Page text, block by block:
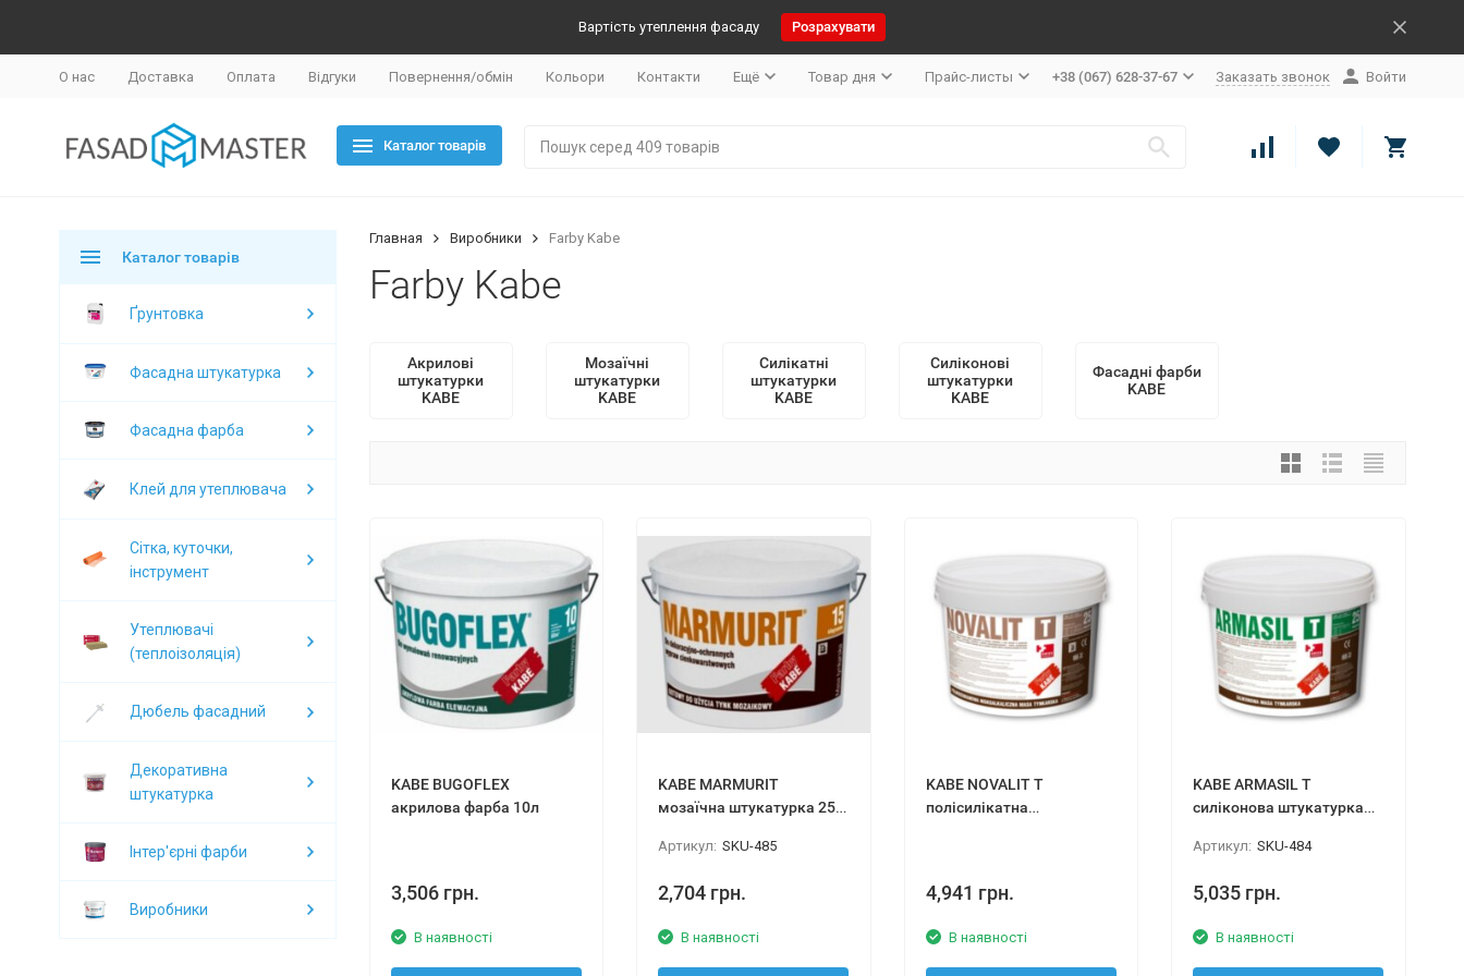
Вартість утеплення фасаду Розрахувати
О нас Доставка Оплата Відгуки Повернення/обмін Кольори Контакти Ещё Товар дня Прайс-листы +38 (067) 628-37-67 Заказать звонок Войти
Каталог товарів
Главная Виробники Farby Kabe
Farby Kabe
Акрилові
штукатурки
KABE
Мозаїчні
штукатурки
KABE
Силікатні
штукатурки
KABE
Силіконові
штукатурки
KABE
Фасадні фарби
KABE
KABE BUGOFLEX
акрилова фарба 10л
3,506 грн.
В наявності
KABE MARMURIT
мозаїчна штукатурка 25
Артикул: SKU-485
2,704 грн.
В наявності
KABE NOVALIT T
полісилікатна
4,941 грн.
В наявності
KABE ARMASIL T
силіконова штукатурка
Артикул: SKU-484
5,035 грн.
В наявності
Каталог товарів
Ґрунтовка
Фасадна штукатурка
Фасадна фарба
Клей для утеплювача
Сітка, куточки,
інструмент
Утеплювачі
(теплоізоляція)
Дюбель фасадний
Декоративна
штукатурка
Інтер'єрні фарби
Виробники